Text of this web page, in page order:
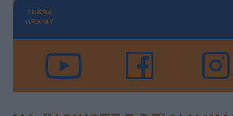
TERAZ
GRAMY